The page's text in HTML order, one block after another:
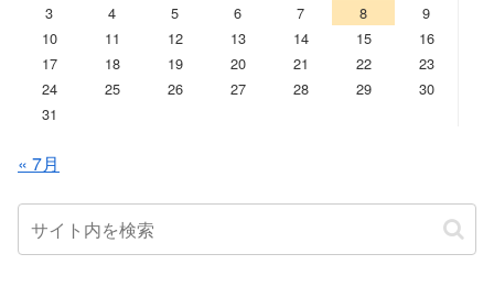
3
4 5 6 7 8
9
10
11 12 13 14 15
16
17
18 19 20 21 22
23
24
25 26 27 28 29
30
31
« 7月